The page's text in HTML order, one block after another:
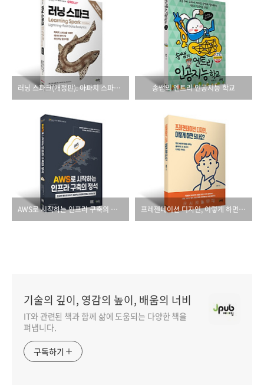
러닝 스파크(개정판): 아파치 스파크를 이용한 데이터 분석 및 머신러닝 알고리즘 송쌤의 엔트리 인공지능 학교
AWS로 시작하는 인프라 구축의 정석 프레젠테이션 디자인, 이렇게 하면 되나요?
기술의 깊이, 영감의 높이, 배움의 너비
IT와 관련된 책과 함께 삶에 도움되는 다양한 책을
펴냅니다.
구독하기